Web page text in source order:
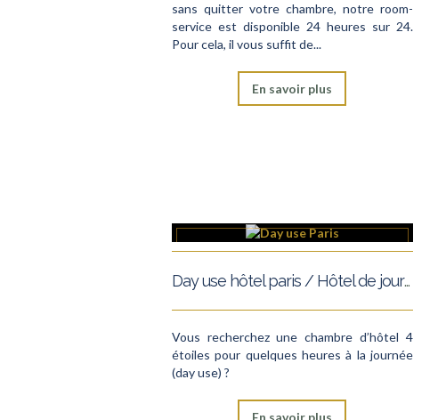
sans quitter votre chambre, notre room-
service est disponible 24 heures sur 24.
Pour cela, il vous suffit de...
En savoir plus
Day use hôtel paris / Hôtel de jour à Paris
Vous recherchez une chambre d’hôtel 4
étoiles pour quelques heures à la journée
(day use) ?